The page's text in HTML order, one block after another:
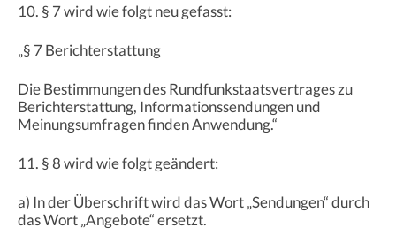
10. § 7 wird wie folgt neu gefasst:
„§ 7 Berichterstattung
Die Bestimmungen des Rundfunkstaatsvertrages zu
Berichterstattung, Informationssendungen und
Meinungsumfragen finden Anwendung.“
11. § 8 wird wie folgt geändert:
a) In der Überschrift wird das Wort „Sendungen“ durch
das Wort „Angebote“ ersetzt.